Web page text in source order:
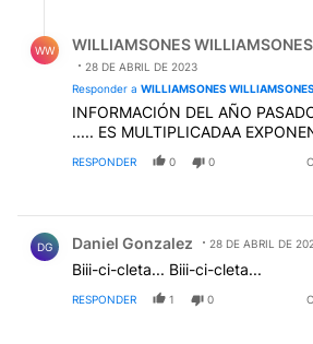
WW WILLIAMSONES WILLIAMSONES
28 DE ABRIL DE 2023
Responder a WILLIAMSONES WILLIAMSONES
INFORMACIÓN DEL AÑO
..... ES MULTIPLICADAA
RESPONDER 0 0
DG Daniel Gonzalez 28 DE ABRIL DE
Biii-ci-cleta... Biii-ci-cleta...
RESPONDER 1 0